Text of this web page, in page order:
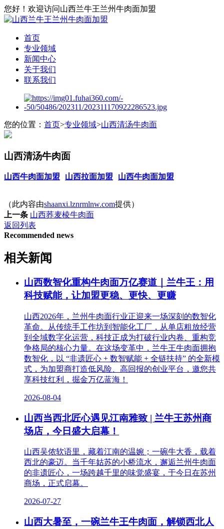
您好！欢迎访问山西兰牛王兰州牛肉面加盟
首页
专业领域
新闻中心
关于我们
联系我们
您的位置： 首页>专业领域>山西清汤牛肉面
山西清汤牛肉面
山西牛肉面加盟 山西拉面加盟 山西牛肉面加盟
（此内容由shaanxi.lznrmlnw.com提供）
上一条 山西荞麦棱牛肉面
返回列表
Recommended news
相关新闻
山西数智化重构牛肉面万亿赛道｜兰牛王：用
科技赋能，让加盟更稳、更快、更赚
山西2026年，兰州牛肉面行业正迎来一场深刻的数智化
革命。从传统手工作坊到智能化工厂，从单店粗放经营
到全域数字化运营，科技正成为打破行业内卷、重构竞
争格局的核心力量。在这场变革中，兰牛王牛肉面拥抱
数智化，以 “非遗匠心 + 数智赋能 + 全链扶持” 的全新模
式，为加盟商打造低风险、高回报的创业平台，邀您共
享科技红利，掘金万亿蓝海！
2026-08-04
山西当西北匠心遇见江南雅致 | 兰牛王苏州商
场店，今日盛大启幕！
山西吴侬软语里，藏着江南的温婉；一碗牛大香，载着
西北的豪迈。当千年姑苏的小桥流水，邂逅兰州牛肉面
的非遗匠心，一场跨越千里的味觉盛宴，于今日在苏州
商场，正式启幕。
2026-07-27
山西大暑至，一碗兰牛王牛肉面，解锁西北人